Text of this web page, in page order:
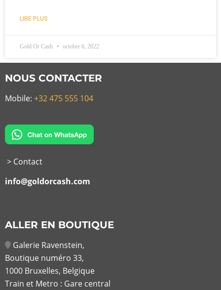
LIRE PLUS
Gold Or Cash octobre 6, 2022
NOUS CONTACTER
Mobile: +32 475 555 104
> Contact
info@goldorcash.com
ALLER EN BOUTIQUE
Galerie Ravenstein,
Boutique numéro 33,
1000 Bruxelles, Belgique
Train et Metro : Gare central